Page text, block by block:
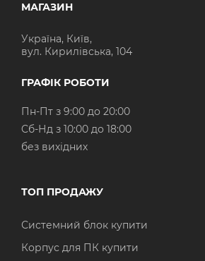
МАГАЗИН
Україна, Київ,
вул. Кирилівська, 104
ГРАФІК РОБОТИ
Пн-Пт з 9:00 до 20:00
Cб-Нд з 10:00 до 18:00
без вихідних
ТОП ПРОДАЖУ
Системний блок купити
Корпус для ПК купити